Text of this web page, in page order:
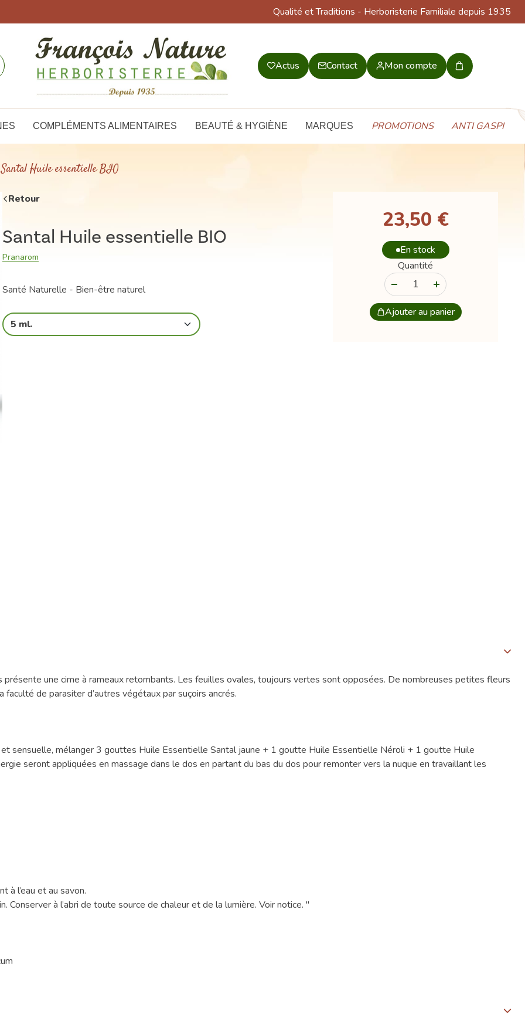
Qualité et Traditions - Herboristerie Familiale depuis 1935
Actus Contact Mon compte
Mon
COMPLÉMENTS ALIMENTAIRES BEAUTÉ & HYGIÈNE MARQUES PROMOTIONS ANTI GASPI
Santal Huile essentielle BIO
Retour
Santal Huile essentielle BIO
Pranarom
Santé Naturelle - Bien-être naturel
5 ml.
23,50 €
En stock
Quantité
Ajouter au panier
une cime à rameaux retombants. Les feuilles ovales, toujours vertes sont opposées. De nombreuses petites fleurs
de parasiter d’autres végétaux par suçoirs ancrés.
sensuelle, mélanger 3 gouttes Huile Essentielle Santal jaune + 1 goutte Huile Essentielle Néroli + 1 goutte Huile
seront appliquées en massage dans le dos en partant du bas du dos pour remonter vers la nuque en travaillant les
à l’eau et au savon.
Conserver à l’abri de toute source de chaleur et de la lumière. Voir notice. "